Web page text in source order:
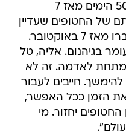
לפיד פתח את דבריו בציון 500 הימים מאז 7
של החטופים שעדיין
מוחזקים בעזה: "500 ימים עברו מאז 7 באוקטובר.
בגיהנום. אליה, טל
מתחת לאדמה. זה לא
חייבים לעבור
הזמן ככל האפשר,
יחזור. מי